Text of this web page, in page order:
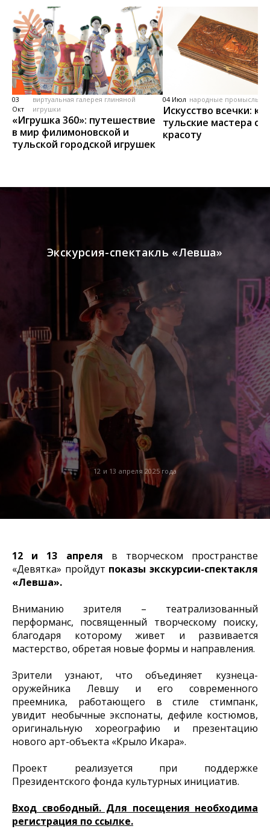
03
Окт
виртуальная галерея глиняной
игрушки
«Игрушка 360»: путешествие
в мир филимоновской и
тульской городской игрушек
04 Июл народные промыслы,
Искусство всечки: как
тульские мастера
красоту
12 и 13 апреля 2025 года
Экскурсия-спектакль «Левша»
12 и 13 апреля в творческом пространстве
«Девятка» пройдут показы экскурсии-спектакля
«Левша».
Вниманию зрителя – театрализованный
перформанс, посвященный творческому поиску,
благодаря которому живет и развивается
мастерство, обретая новые формы и направления.
Зрители узнают, что объединяет кузнеца-
оружейника Левшу и его современного
преемника, работающего в стиле стимпанк,
увидит необычные экспонаты, дефиле костюмов,
оригинальную хореографию и презентацию
нового арт-объекта «Крыло Икара».
Проект реализуется при поддержке
Президентского фонда культурных инициатив.
Вход свободный. Для посещения необходима
регистрация по ссылке.